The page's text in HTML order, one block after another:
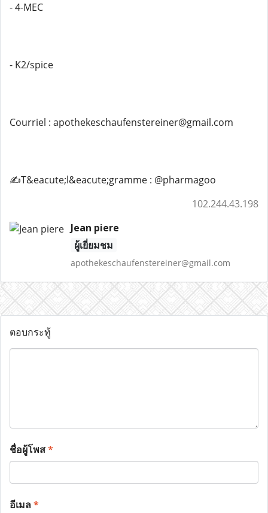
- 4-MEC
- K2/spice
Courriel : apothekeschaufenstereiner@gmail.com
✍️T&eacute;l&eacute;gramme : @pharmagoo
102.244.43.198
Jean piere
ผู้เยี่ยมชม
apothekeschaufenstereiner@gmail.com
ตอบกระทู้
ชื่อผู้โพส*
อีเมล*